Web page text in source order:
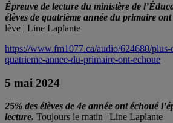
Épreuve de lecture du ministère de
élèves de quatrième année du primaire
lève | Line Laplante
https://www.fm1077.ca/audio/624680/plus-
quatrieme-annee-du-primaire-ont-echoue
5 mai 2024
25% des élèves de 4e année ont échoué
lecture. Toujours le matin | Line Laplante